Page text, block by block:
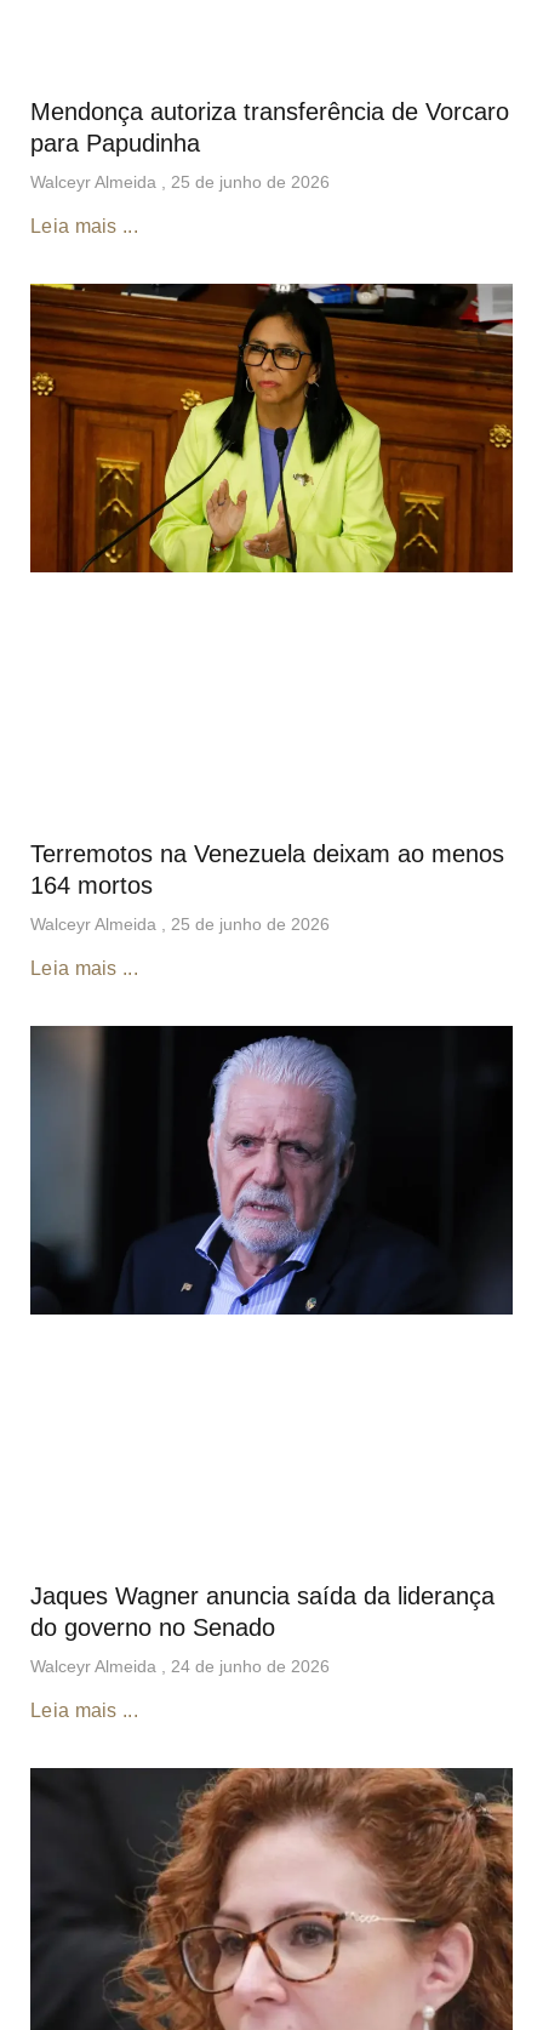
Mendonça autoriza transferência de Vorcaro
para Papudinha
Walceyr Almeida 25 de junho de 2026
Leia mais ...
Terremotos na Venezuela deixam ao menos
164 mortos
Walceyr Almeida 25 de junho de 2026
Leia mais ...
Jaques Wagner anuncia saída da liderança
do governo no Senado
Walceyr Almeida 24 de junho de 2026
Leia mais ...